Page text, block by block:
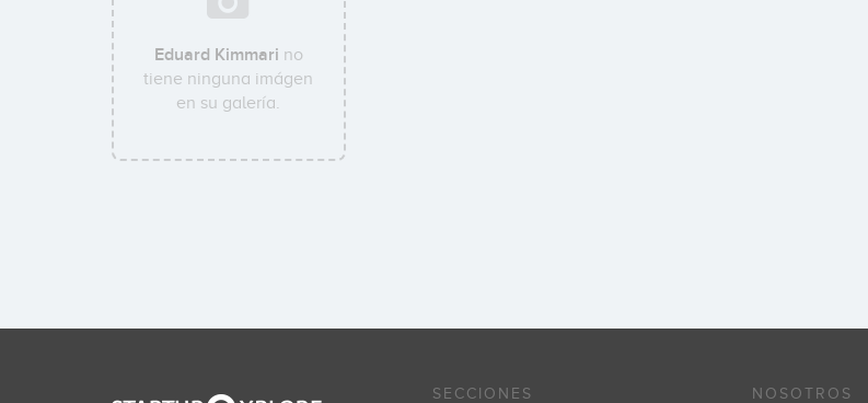
Eduard Kimmari no
tiene ninguna imágen
en su galería.
SECCIONES NOSOTROS